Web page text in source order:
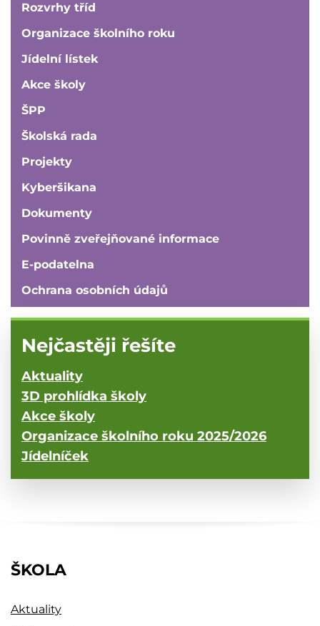
Rozvrhy tříd
Organizace školního roku
Jídelní lístek
Akce školy
ŠPP
Školská rada
Projekty
Kyberšikana
Dokumenty
Povinně zveřejňované informace
E-podatelna
Ochrana osobních údajů
Nejčastěji řešíte
Aktuality
3D prohlídka školy
Akce školy
Organizace školního roku 2025/2026
Jídelníček
ŠKOLA
Aktuality